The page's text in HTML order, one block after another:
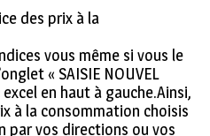
des prix à la
vous même si vous le
« SAISIE NOUVEL
en haut à gauche.Ainsi,
à la consommation choisis
par vos directions ou vos